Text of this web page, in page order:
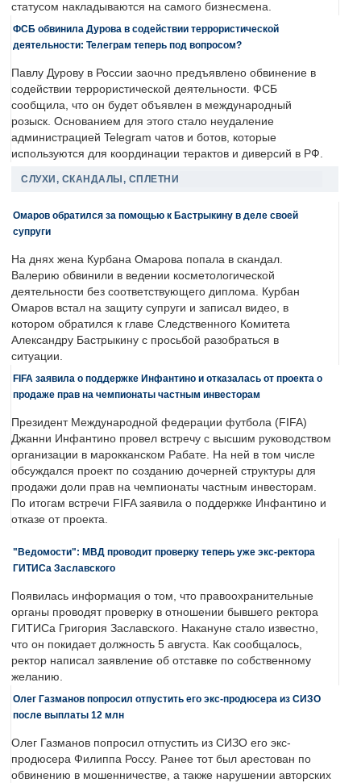
статусом накладываются на самого бизнесмена.
ФСБ обвинила Дурова в содействии террористической
деятельности: Телеграм теперь под вопросом?
Павлу Дурову в России заочно предъявлено обвинение в
содействии террористической деятельности. ФСБ
сообщила, что он будет объявлен в международный
розыск. Основанием для этого стало неудаление
администрацией Telegram чатов и ботов, которые
используются для координации терактов и диверсий в РФ.
СЛУХИ, СКАНДАЛЫ, СПЛЕТНИ
Омаров обратился за помощью к Бастрыкину в деле своей
супруги
На днях жена Курбана Омарова попала в скандал.
Валерию обвинили в ведении косметологической
деятельности без соответствующего диплома. Курбан
Омаров встал на защиту супруги и записал видео, в
котором обратился к главе Следственного Комитета
Александру Бастрыкину с просьбой разобраться в
ситуации.
FIFA заявила о поддержке Инфантино и отказалась от проекта о
продаже прав на чемпионаты частным инвесторам
Президент Международной федерации футбола (FIFA)
Джанни Инфантино провел встречу с высшим руководством
организации в марокканском Рабате. На ней в том числе
обсуждался проект по созданию дочерней структуры для
продажи доли прав на чемпионаты частным инвесторам.
По итогам встречи FIFA заявила о поддержке Инфантино и
отказе от проекта.
"Ведомости": МВД проводит проверку теперь уже экс-ректора
ГИТИСа Заславского
Появилась информация о том, что правоохранительные
органы проводят проверку в отношении бывшего ректора
ГИТИСа Григория Заславского. Накануне стало известно,
что он покидает должность 5 августа. Как сообщалось,
ректор написал заявление об отставке по собственному
желанию.
Олег Газманов попросил отпустить его экс-продюсера из СИЗО
после выплаты 12 млн
Олег Газманов попросил отпустить из СИЗО его экс-
продюсера Филиппа Россу. Ранее тот был арестован по
обвинению в мошенничестве, а также нарушении авторских